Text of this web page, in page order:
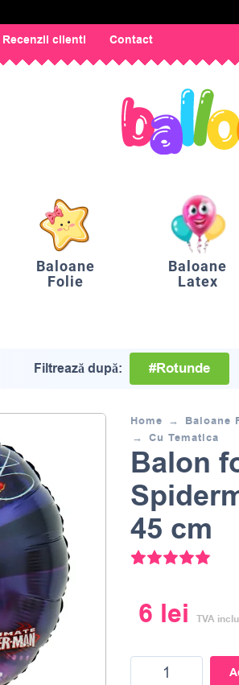
Recenzii clienti Contact
Baloane
Folie
Baloane
Latex
Filtrează după: #Rotunde
Home Baloane
Cu Tematica
Balon
45 cm
2
6 lei TVA